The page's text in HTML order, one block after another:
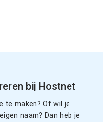
bij Hostnet
te maken? Of wil je
naam? Dan heb je